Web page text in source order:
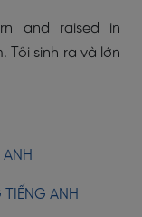
and raised in
Tôi sinh ra và lớn
TIẾNG ANH